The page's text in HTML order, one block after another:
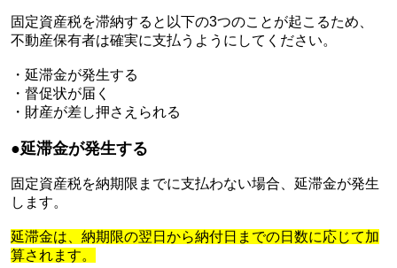
固定資産税を滞納すると以下の3つのことが起こるため、
不動産保有者は確実に支払うようにしてください。
・延滞金が発生する
・督促状が届く
・財産が差し押さえられる
●延滞金が発生する
固定資産税を納期限までに支払わない場合、延滞金が発生
します。
延滞金は、納期限の翌日から納付日までの日数に応じて加
算されます。